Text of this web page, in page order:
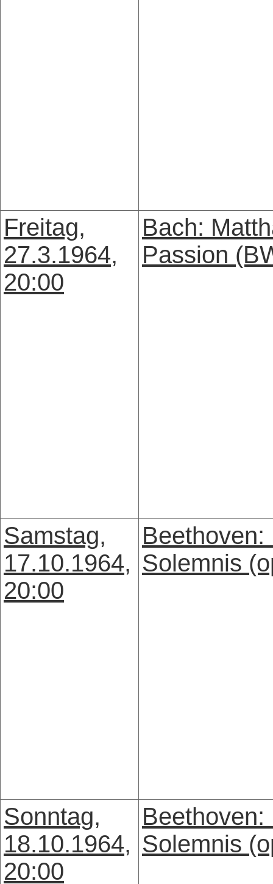
Freitag,
27.3.1964,
20:00
Bach:
Passion
Samstag,
17.10.1964,
20:00
Beethoven:
Solemnis
Sonntag,
18.10.1964,
20:00
Beethoven:
Solemnis